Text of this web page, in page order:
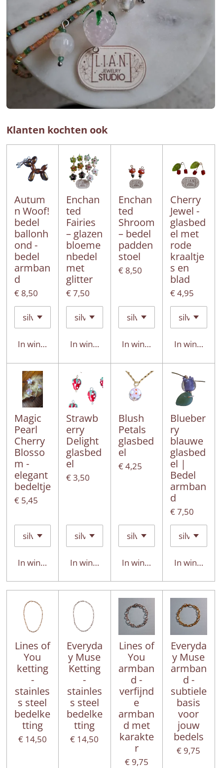
Klanten kochten ook
Autum
n Woof!
bedel
ballonh
ond -
bedel
armban
d
€ 8,50
In winkelwagen
Enchan
ted
Fairies
– glazen
bloeme
nbedel
met
glitter
€ 7,50
In winkelwagen
Enchan
ted
Shroom
– bedel
padden
stoel
€ 8,50
In winkelwagen
Cherry
Jewel -
glasbed
el met
rode
kraaltje
s en
blad
€ 4,95
In
Magic
Pearl
Cherry
Blosso
m -
elegant
bedeltje
€ 5,45
In winkelwagen
Strawb
erry
Delight
glasbed
el
€ 3,50
In winkelwagen
Blush
Petals
glasbed
el
€ 4,25
In winkelwagen
Blueber
ry
blauwe
glasbed
el |
Bedel
armban
d
€ 7,50
In
Lines of
You
ketting
-
stainles
s steel
bedelke
tting
€ 14,50
Everyda
y Muse
Ketting
-
stainles
s steel
bedelke
tting
€ 14,50
Lines of
You
armban
d -
verfijnd
e
armban
d met
karakte
r
€ 9,75
Everyda
y Muse
armban
d -
subtiele
basis
voor
jouw
bedels
€ 9,75